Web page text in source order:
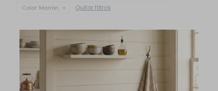
Color: Marrón Quitar filtros